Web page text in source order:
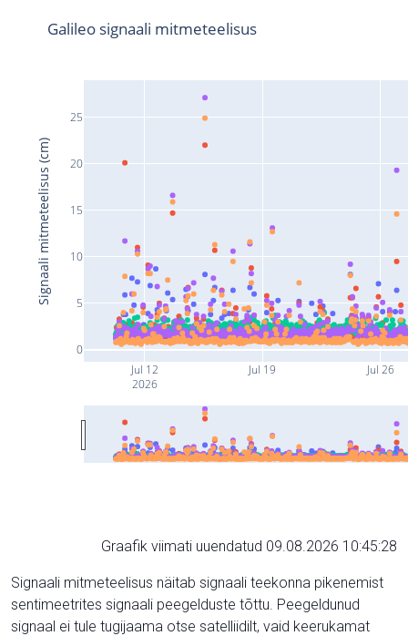
Jul 12
2026
Jul 19 Jul 26
0
5
10
15
20
25
Galileo signaali mitmeteelisus
Signaali mitmeteelisus (cm)
Graafik viimati uuendatud 09.08.2026 10:45:28
Signaali mitmeteelisus näitab signaali teekonna pikenemist
sentimeetrites signaali peegelduste tõttu. Peegeldunud
signaal ei tule tugijaama otse satelliidilt, vaid keerukamat